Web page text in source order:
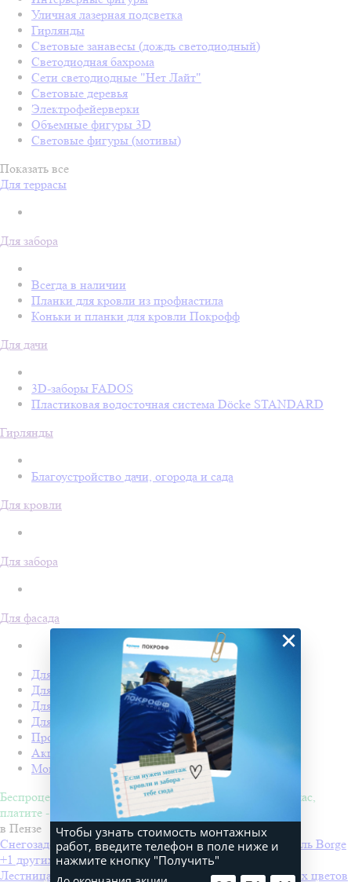
Уличная лазерная подсветка
Гирлянды
Световые занавесы (дождь светодиодный)
Светодиодная бахрома
Сети светодиодные "Нет Лайт"
Световые деревья
Электрофейерверки
Объемные фигуры 3D
Световые фигуры (мотивы)
Показать все
Для террасы
Для забора
Всегда в наличии
Планки для кровли из профнастила
Коньки и планки для кровли Покрофф
Для дачи
3D-заборы FADOS
Пластиковая водосточная система Döcke STANDARD
Гирлянды
Благоустройство дачи, огорода и сада
Для кровли
Для забора
Для фасада
Для кровли
Для забора
Для фасада
Для дачи
Производство Покрофф
Акции
Монтаж
Беспроцентная рассрочка на 4 месяца. Покупайте - сейчас,
платите - потом!
в Пензе
Снегозадержатели Вorge для профнастила Производитель Borge
+1 других цветов
Лестница стеновая 1.8 м Производитель Borge +1 других цветов
×
Чтобы узнать стоимость монтажных
работ, введите телефон в поле ниже и
нажмите кнопку "Получить"